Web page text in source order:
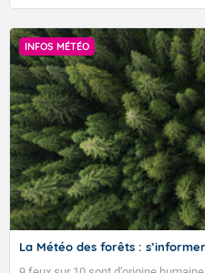
INFOS MÉTÉO
La Météo des forêts :